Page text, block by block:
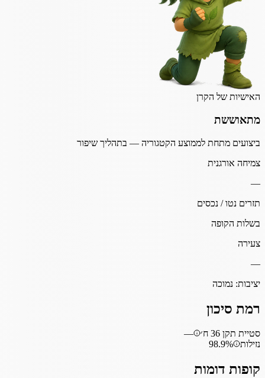
האישיות של הקרן
מתאוששת
ביצועים מתחת לממוצע הקטגוריה — בתהליך שיפור
צמיחה אורגנית
—
תזרים נטו / נכסים
בשלות הקופה
צעירה
—
יציבות: נמוכה
רמת סיכון
סטיית תקן 36 ח׳
—
נזילות
98.9%
קופות דומות